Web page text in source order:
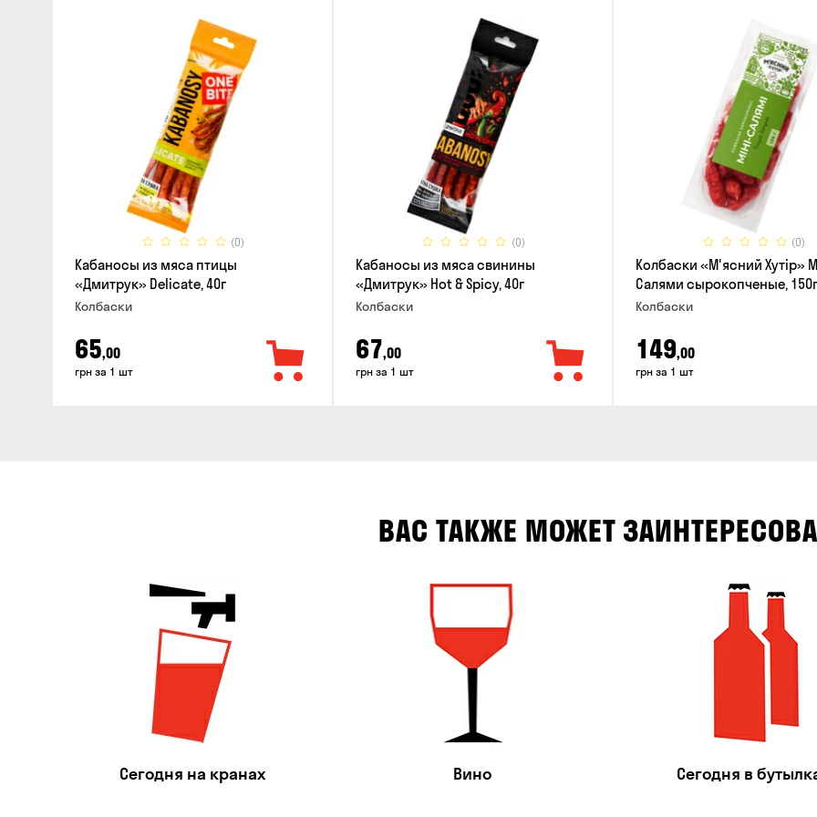
(0)
Кабаносы из мяса птицы
«Дмитрук» Delicate, 40г
Колбаски
65,00
грн за 1 шт
(0)
Кабаносы из мяса свинины
«Дмитрук» Hot & Spicy, 40г
Колбаски
67,00
грн за 1 шт
(0)
Колбаски «М'ясний Хутір»
Салями сырокопченые, 150г
Колбаски
149,00
грн за 1 шт
ВАС ТАКЖЕ МОЖЕТ
Сегодня на кранах Вино Сегодня в